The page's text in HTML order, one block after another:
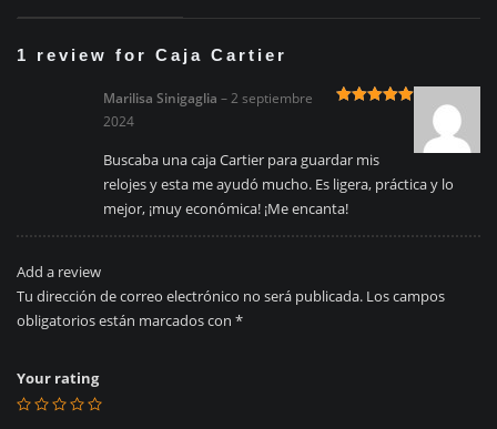
1 review for Caja Cartier
Marilisa Sinigaglia –2 septiembre
2024
Buscaba una caja Cartier para guardar mis
relojes y esta me ayudó mucho. Es ligera, práctica y lo
mejor, ¡muy económica! ¡Me encanta!
Add a review
Tu dirección de correo electrónico no será publicada. Los campos
obligatorios están marcados con *
Your rating